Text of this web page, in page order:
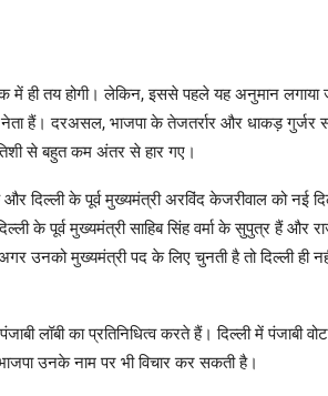
में ही तय होगी। लेकिन, इससे पहले यह अनुमान लगाया
हैं। दरअसल, भाजपा के तेजतर्रार और धाकड़ गुर्जर
से बहुत कम अंतर से हार गए।
दिल्ली के पूर्व मुख्यमंत्री अरविंद केजरीवाल को नई
के पूर्व मुख्यमंत्री साहिब सिंह वर्मा के सुपुत्र हैं और
मुख्यमंत्री पद के लिए चुनती है तो दिल्ली ही
लॉबी का प्रतिनिधित्व करते हैं। दिल्ली में पंजाबी
उनके नाम पर भी विचार कर सकती है।